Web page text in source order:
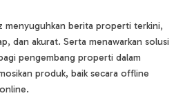
menyuguhkan berita properti terkini,
dan akurat. Serta menawarkan solusi
pengembang properti dalam
produk, baik secara offline